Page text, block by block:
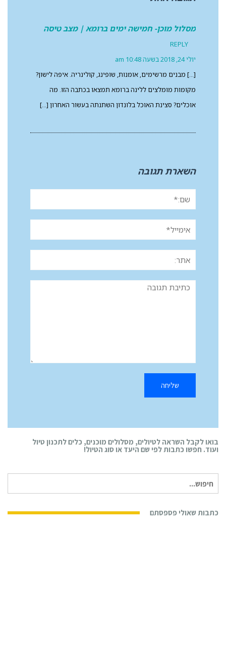
מסלול מוכן- חמישה ימים ברומא | מצב טיסה
REPLY
יולי 24, 2018 בשעה 10:48 am
[…] מבנים מרשימים, אומנות, שופינג, קולינריה. איפה לישון?
מקומות מומלצים ללינה ברומא תמצאו בכתבה הזו. מה
אוכלים? סצינת האוכל בלונדון השתנתה בעשור האחרון […]
השארת תגובה
שם:*
אימייל*
אתר:
תגובה
בואו לקבל השראה לטיולים, מסלולים מוכנים, כלים לתכנון טיול
ועוד. חפשו כתבות לפי שם היעד או סוג הטיול!
עבור:
כתבות שאולי פספסתם